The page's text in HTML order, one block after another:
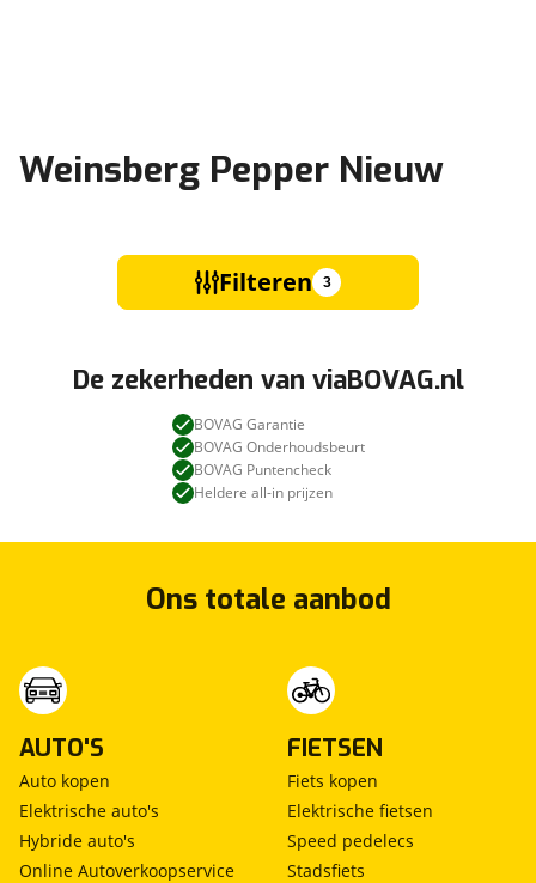
Weinsberg Pepper Nieuw
Filteren 3
De zekerheden van viaBOVAG.nl
BOVAG Garantie
BOVAG Onderhoudsbeurt
BOVAG Puntencheck
Heldere all-in prijzen
Ons totale aanbod
AUTO'S
Auto kopen
Elektrische auto's
Hybride auto's
Online Autoverkoopservice
FIETSEN
Fiets kopen
Elektrische fietsen
Speed pedelecs
Stadsfiets